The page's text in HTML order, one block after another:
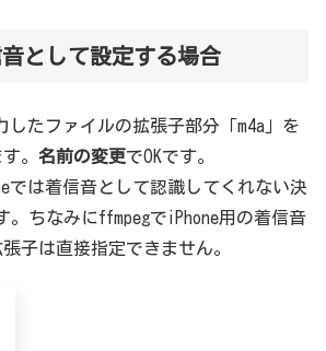
として設定する場合
したファイルの拡張子部分「m4a」を
。 名前の変更でOKです。
では着信音として認識してくれない決
。ちなみにffmpegでiPhone用の着信音
子は直接指定できません。